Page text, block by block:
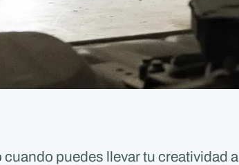
puedes llevar tu creatividad a